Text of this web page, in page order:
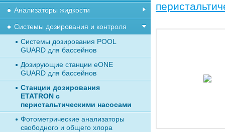
Анализаторы жидкости
Системы дозирования и контроля
Системы дозирования POOL
GUARD для бассейнов
Дозирующие станции eONE
GUARD для бассейнов
Станции дозирования
ETATRON с
перистальтическими насосами
Фотометрические анализаторы
свободного и общего хлора